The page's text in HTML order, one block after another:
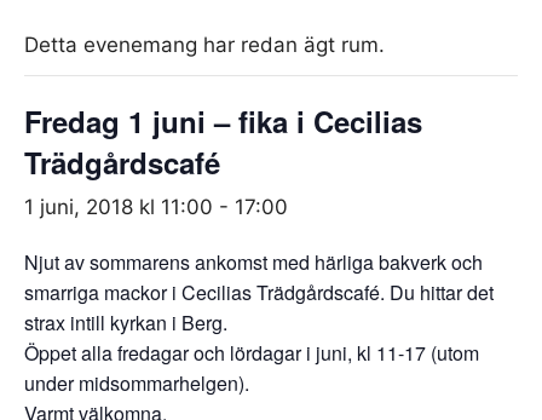
Detta evenemang har redan ägt rum.
Fredag 1 juni – fika i Cecilias
Trädgårdscafé
1 juni, 2018 kl 11:00 - 17:00
Njut av sommarens ankomst med härliga bakverk och
smarriga mackor i Cecilias Trädgårdscafé. Du hittar det
strax intill kyrkan i Berg.
Öppet alla fredagar och lördagar i juni, kl 11-17 (utom
under midsommarhelgen).
Varmt välkomna.